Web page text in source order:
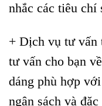
nhắc các tiêu chí
+ Dịch vụ tư vấn
tư vấn cho bạn
dáng phù hợp
ngân sách và